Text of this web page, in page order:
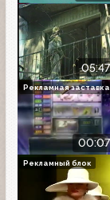
05:47
00:07
Рекламная заставка
Рекламный блок